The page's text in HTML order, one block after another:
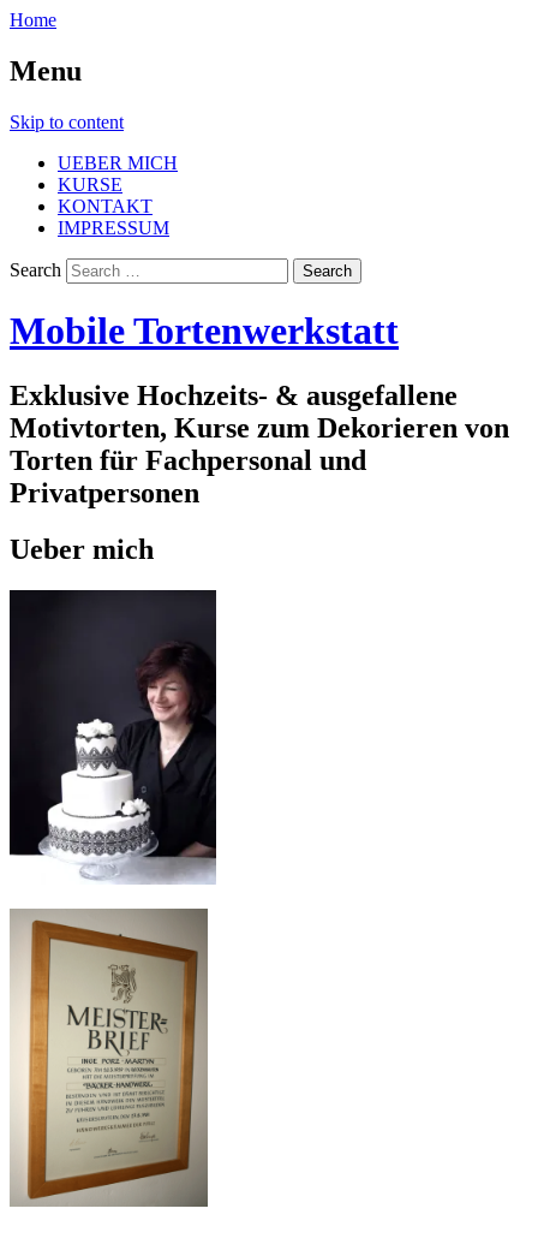
Home
Menu
Skip to content
UEBER MICH
KURSE
KONTAKT
IMPRESSUM
Search
Mobile Tortenwerkstatt
Exklusive Hochzeits- & ausgefallene
Motivtorten, Kurse zum Dekorieren von
Torten für Fachpersonal und
Privatpersonen
Ueber mich